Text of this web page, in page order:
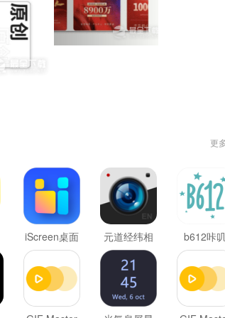
更
iScreen桌面
小组件
元道经纬相
机
b612咔